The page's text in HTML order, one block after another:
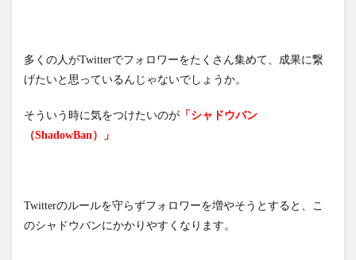
多くの人がTwitterでフォロワーをたくさん集めて、成果に繋
げたいと思っているんじゃないでしょうか。
そういう時に気をつけたいのが 「シャドウバン
（ShadowBan）」
Twitterのルールを守らずフォロワーを増やそうとすると、こ
のシャドウバンにかかりやすくなります。